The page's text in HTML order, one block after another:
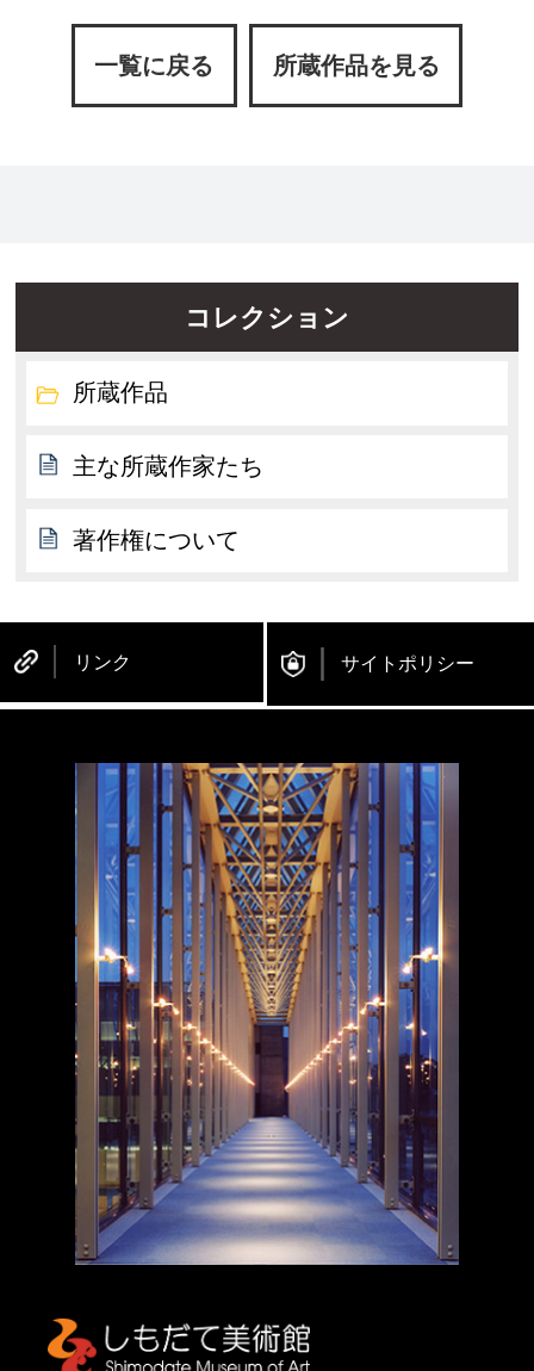
一覧に戻る 所蔵作品を見る
コレクション
所蔵作品
主な所蔵作家たち
著作権について
リンク サイトポリシー
しもだて美術館